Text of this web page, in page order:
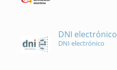
DNI electrónico
DNI electrónico